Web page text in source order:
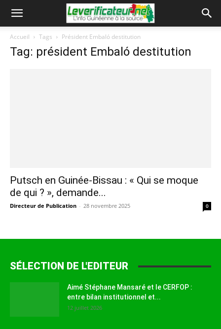
Accueil Tags Président Embaló destitution
Tag: président Embaló destitution
Putsch en Guinée-Bissau : « Qui se moque
de qui ? », demande...
Directeur de Publication - 28 novembre 2025 0
SÉLECTION DE L'EDITEUR
Aimé Stéphane Mansaré et le CERFOP :
entre bilan institutionnel et...
12 juillet 2026